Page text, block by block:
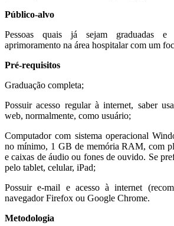
Público-alvo
Pessoas quais já sejam graduadas e
aprimoramento na área hospitalar com um
Pré-requisitos
Graduação completa;
Possuir acesso regular à internet, saber
web, normalmente, como usuário;
Computador com sistema operacional
no mínimo, 1 GB de memória RAM, com
e caixas de áudio ou fones de ouvido. Se
pelo tablet, celular, iPad;
Possuir e-mail e acesso à internet
navegador Firefox ou Google Chrome.
Metodologia